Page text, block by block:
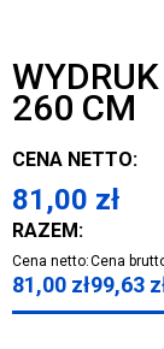
260 CM
CENA NETTO:
81,00 zł
RAZEM:
Cena netto:
81,00 zł
Cena
99,63